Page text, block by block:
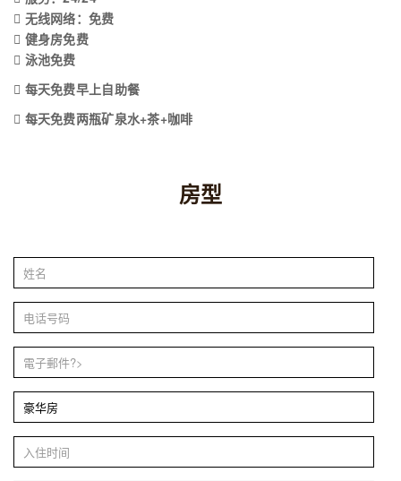
 无线网络：免费
 健身房免费
 泳池免费
 每天免费早上自助餐
 每天免费两瓶矿泉水+茶+咖啡
房型